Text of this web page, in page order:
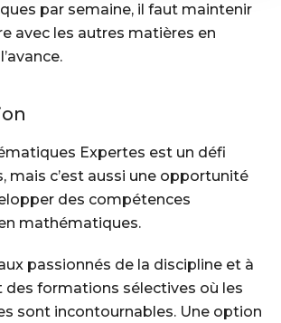
par semaine, il faut maintenir
avec les autres matières en
Expertes est un défi
mais c’est aussi une opportunité
des compétences
mathématiques.
passionnés de la discipline et à
des formations sélectives où les
sont incontournables. Une option